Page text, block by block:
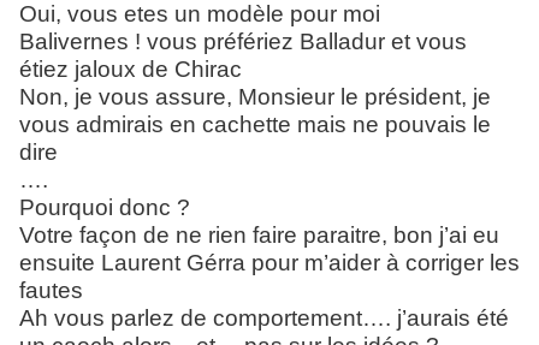
Oui, vous etes un modèle pour moi
Balivernes ! vous préfériez Balladur et vous
étiez jaloux de Chirac
Non, je vous assure, Monsieur le président, je
vous admirais en cachette mais ne pouvais le
dire
….
Pourquoi donc ?
Votre façon de ne rien faire paraitre, bon j’ai eu
ensuite Laurent Gérra pour m’aider à corriger les
fautes
Ah vous parlez de comportement…. j’aurais été